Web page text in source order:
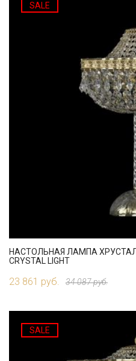
SALE
НАСТОЛЬНАЯ ЛАМПА
CRYSTAL LIGHT
23 861 руб. 34 087 руб.
SALE